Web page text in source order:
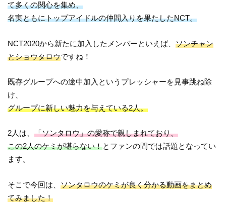
て多くの関心を集め、
名実ともにトップアイドルの仲間入りを果たしたNCT。
NCT2020から新たに加入したメンバーといえば、ソンチャン
とショウタロウですね！
既存グループへの途中加入というプレッシャーを見事跳ね除
け、
グループに新しい魅力を与えている2人。
2人は、「ソンタロウ」の愛称で親しまれており、
この2人のケミが堪らない！とファンの間では話題となってい
ます。
そこで今回は、ソンタロウのケミが良く分かる動画をまとめ
てみました！